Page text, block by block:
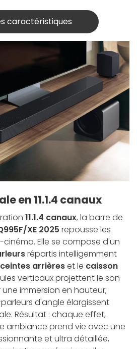
caractéristiques
en 11.1.4 canaux
11.1.4 canaux, la barre de
XE 2025 repousse les
Elle se compose d'un
répartis intelligemment
arrièreset le caisson
verticaux projettent le son
immersion en hauteur,
d'angle élargissent
Résultat : chaque effet,
ambiance prend vie avec une
et ultra détaillée,